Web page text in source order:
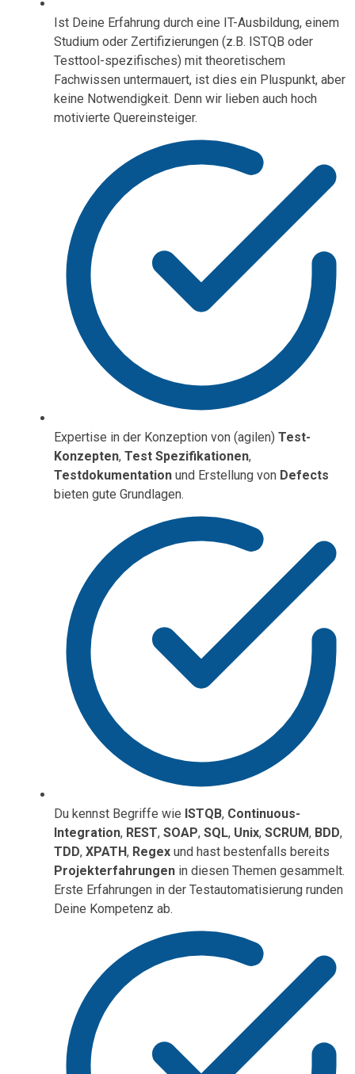
Ist Deine Erfahrung durch eine IT-Ausbildung, einem
Studium oder Zertifizierungen (z.B. ISTQB oder
Testtool-spezifisches) mit theoretischem
Fachwissen untermauert, ist dies ein Pluspunkt, aber
keine Notwendigkeit. Denn wir lieben auch hoch
motivierte Quereinsteiger.
Expertise in der Konzeption von (agilen) Test-
Konzepten, Test Spezifikationen,
Testdokumentation und Erstellung von Defects
bieten gute Grundlagen.
Du kennst Begriffe wie ISTQB, Continuous-
Integration, REST, SOAP, SQL, Unix, SCRUM, BDD,
TDD, XPATH, Regex und hast bestenfalls bereits
Projekterfahrungen in diesen Themen gesammelt.
Erste Erfahrungen in der Testautomatisierung runden
Deine Kompetenz ab.